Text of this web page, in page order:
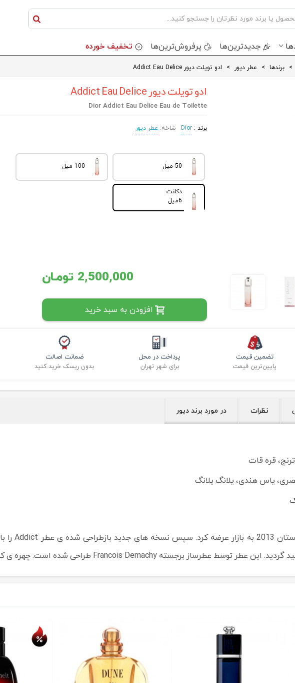
جدید‌ترین‌ها پرفروش‌ترین‌ها تخفیف خورده
> برندها > عطر دیور > ادو تویلت دیور Addict Eau Delice
ادو تویلت دیور Addict Eau Delice
Dior Addict Eau Delice Eau de Toilette
برند : Dior شاخه: عطر دیور
50 میل 100 میل
دکانت
6میل
2,500,000 تومـان
افزودن به سبد خرید
ضمانت اصالت
بدون ریسک خرید کنید
پرداخت در محل
برای شهر تهران
تضمین قیمت
پایین‌ترین قیمت
نظرات در مورد برند دیور
قره قات
یاس هندی، یلانگ یلانگ